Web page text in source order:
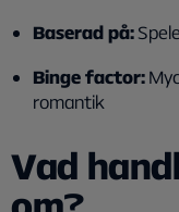
Baserad på:
Binge factor:
romantik
Vad